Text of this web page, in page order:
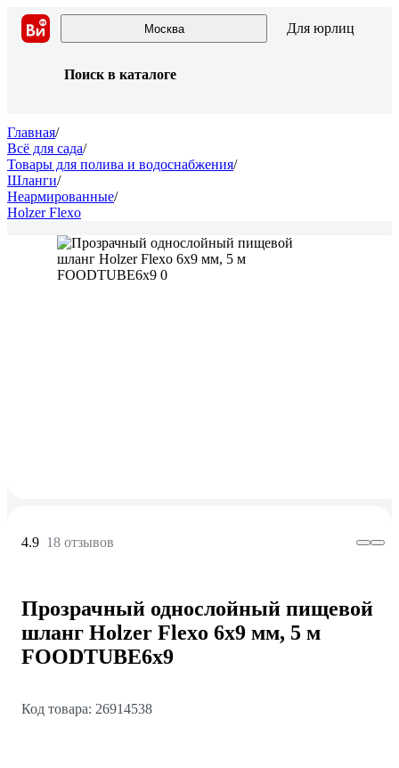
Москва Для юрлиц
Поиск в каталоге
Главная/
Всё для сада/
Товары для полива и водоснабжения/
Шланги/
Неармированные/
Holzer Flexo
4.9 18 отзывов
Прозрачный однослойный пищевой
шланг Holzer Flexo 6x9 мм, 5 м
FOODTUBE6x9
Код товара: 26914538